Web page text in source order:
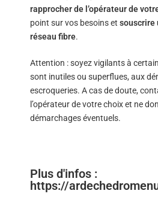
rapprocher de l’opérateur de
point sur vos besoins et souscrire
réseau fibre.
Attention : soyez vigilants à
sont inutiles ou superflues, aux
escroqueries. A cas de doute,
l’opérateur de votre choix et ne
démarchages éventuels.
Plus d'infos :
https://